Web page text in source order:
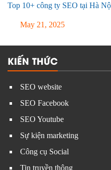
Top 10+ công ty SEO tại Hà
May 21, 2025
KIẾN THỨC
SEO website
SEO Facebook
SEO Youtube
Sự kiện marketing
Công cụ Social
Tin truyền thông